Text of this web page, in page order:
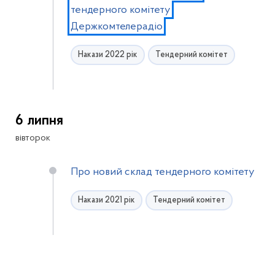
тендерного комітету
Держкомтелерадіо
Накази 2022 рік Тендерний комітет
6 липня
вівторок
Про новий склад тендерного комітету
Накази 2021 рік Тендерний комітет